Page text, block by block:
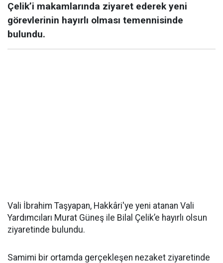
Çelik’i makamlarında ziyaret ederek yeni
görevlerinin hayırlı olması temennisinde
bulundu.
Vali İbrahim Taşyapan, Hakkâri'ye yeni atanan Vali
Yardımcıları Murat Güneş ile Bilal Çelik’e hayırlı olsun
ziyaretinde bulundu.
Samimi bir ortamda gerçekleşen nezaket ziyaretinde